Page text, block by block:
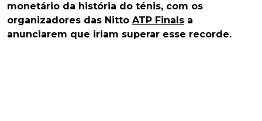
monetário da história do ténis, com os
organizadores das Nitto ATP Finals a
anunciarem que iriam superar esse recorde.